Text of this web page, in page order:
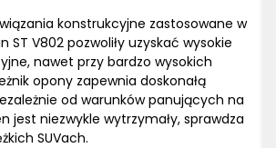
konstrukcyjne zastosowane w
ST V802 pozwoliły uzyskać wysokie
nawet przy bardzo wysokich
opony zapewnia doskonałą
od warunków panujących na
jest niezwykle wytrzymały, sprawdza
SUVach.